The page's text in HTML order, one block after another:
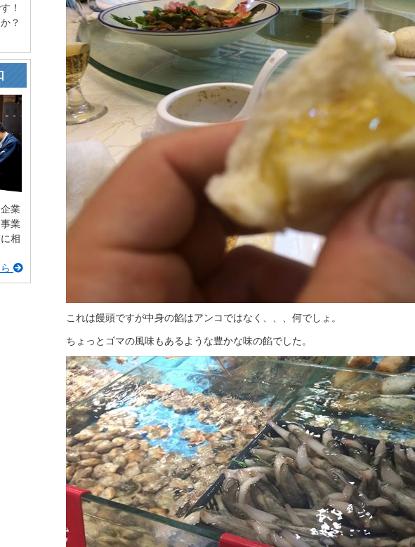
これは饅頭ですが中身の餡はアンコではなく、、、何でしょ。
ちょっとゴマの風味もあるような豊かな味の餡でした。
！
？
業
業
相